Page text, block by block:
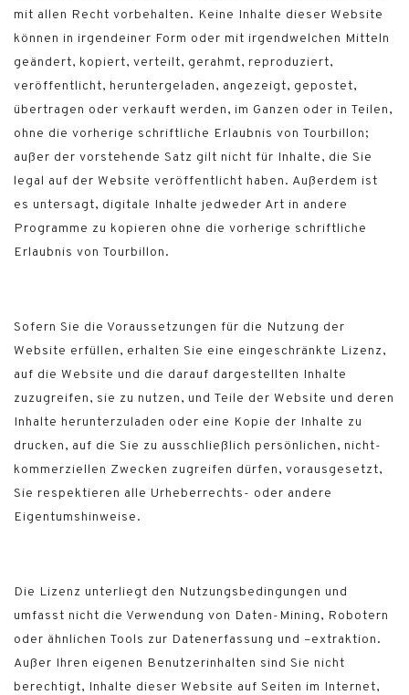
mit allen Recht vorbehalten. Keine Inhalte dieser Website
können in irgendeiner Form oder mit irgendwelchen Mitteln
geändert, kopiert, verteilt, gerahmt, reproduziert,
veröffentlicht, heruntergeladen, angezeigt, gepostet,
übertragen oder verkauft werden, im Ganzen oder in Teilen,
ohne die vorherige schriftliche Erlaubnis von Tourbillon;
außer der vorstehende Satz gilt nicht für Inhalte, die Sie
legal auf der Website veröffentlicht haben. Außerdem ist
es untersagt, digitale Inhalte jedweder Art in andere
Programme zu kopieren ohne die vorherige schriftliche
Erlaubnis von Tourbillon.
Sofern Sie die Voraussetzungen für die Nutzung der
Website erfüllen, erhalten Sie eine eingeschränkte Lizenz,
auf die Website und die darauf dargestellten Inhalte
zuzugreifen, sie zu nutzen, und Teile der Website und deren
Inhalte herunterzuladen oder eine Kopie der Inhalte zu
drucken, auf die Sie zu ausschließlich persönlichen, nicht-
kommerziellen Zwecken zugreifen dürfen, vorausgesetzt,
Sie respektieren alle Urheberrechts- oder andere
Eigentumshinweise.
Die Lizenz unterliegt den Nutzungsbedingungen und
umfasst nicht die Verwendung von Daten-Mining, Robotern
oder ähnlichen Tools zur Datenerfassung und –extraktion.
Außer Ihren eigenen Benutzerinhalten sind Sie nicht
berechtigt, Inhalte dieser Website auf Seiten im Internet,